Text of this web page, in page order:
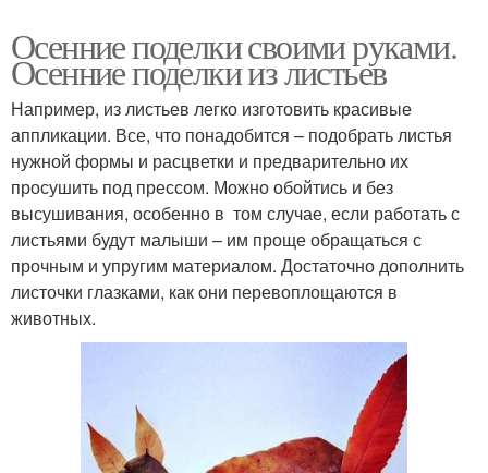
Осенние поделки своими руками.
Осенние поделки из листьев
Например, из листьев легко изготовить красивые
аппликации. Все, что понадобится – подобрать листья
нужной формы и расцветки и предварительно их
просушить под прессом. Можно обойтись и без
высушивания, особенно в том случае, если работать с
листьями будут малыши – им проще обращаться с
прочным и упругим материалом. Достаточно дополнить
листочки глазками, как они перевоплощаются в
животных.